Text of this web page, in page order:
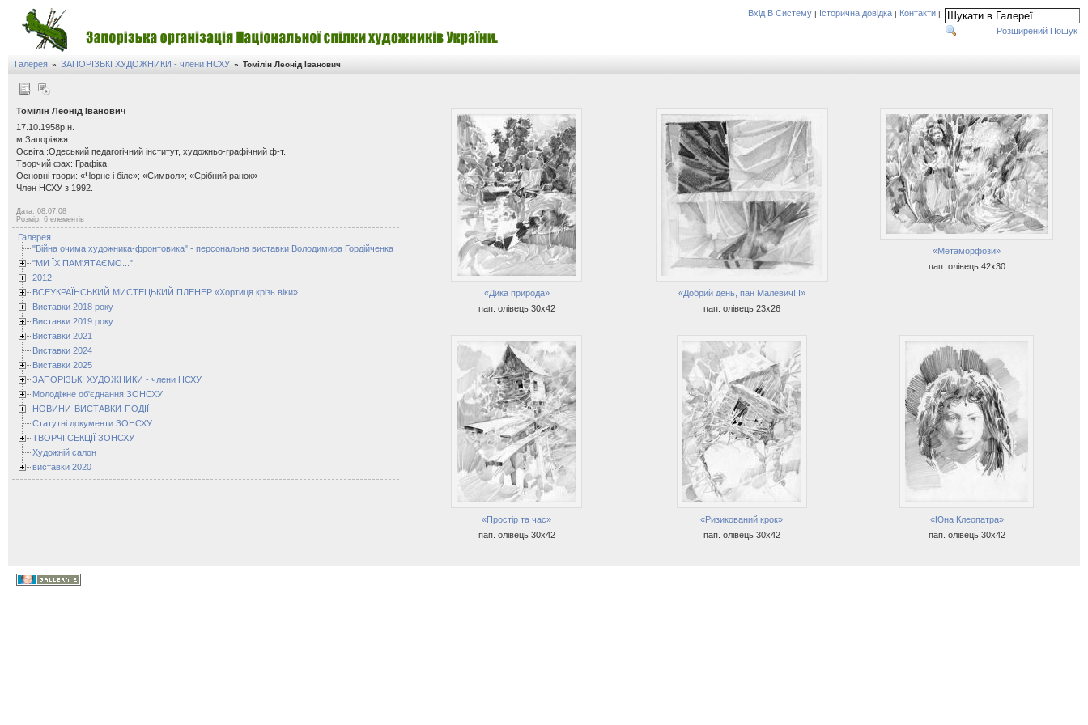
Вхід В Систему | Історична довідка | Контакти |
Розширений Пошук
Галерея » ЗАПОРІЗЬКІ ХУДОЖНИКИ - члени НСХУ » Томілін Леонід Іванович
Томілін Леонід Іванович
17.10.1958р.н.
м.Запоріжжя
Освіта :Одеський педагогічний інститут, художньо-графічний ф-т.
Творчий фах: Графіка.
Основні твори: «Чорне і біле»; «Символ»; «Срібний ранок» .
Член НСХУ з 1992.
Дата: 08.07.08
Розмір: 6 елементів
Галерея
"Війна очима художника-фронтовика" - персональна виставки Володимира Гордійченка
"МИ ЇХ ПАМ'ЯТАЄМО..."
2012
ВСЕУКРАЇНСЬКИЙ МИСТЕЦЬКИЙ ПЛЕНЕР «Хортиця крізь віки»
Виставки 2018 року
Виставки 2019 року
Виставки 2021
Виставки 2024
Виставки 2025
ЗАПОРІЗЬКІ ХУДОЖНИКИ - члени НСХУ
Молодіжне об'єднання ЗОНСХУ
НОВИНИ-ВИСТАВКИ-ПОДІЇ
Статутні документи ЗОНСХУ
ТВОРЧІ СЕКЦІЇ ЗОНСХУ
Художній салон
виставки 2020
«Дика природа»
пап. олівець 30х42
«Добрий день, пан Малевич! I»
пап. олівець 23х26
«Метаморфози»
пап. олівець 42х30
«Простір та час»
пап. олівець 30х42
«Ризикований крок»
пап. олівець 30х42
«Юна Клеопатра»
пап. олівець 30х42